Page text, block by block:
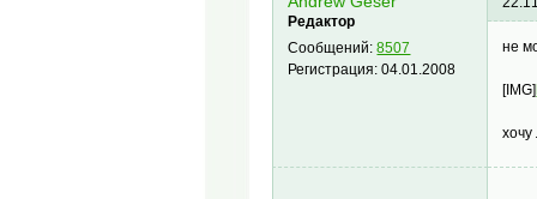
Редактор
Сообщений:8507
Регистрация:04.01.2008
не
[IMG]